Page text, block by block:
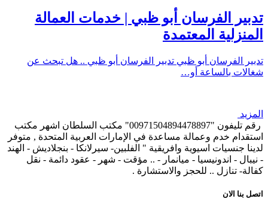
تدبير الفرسان أبو ظبي | خدمات العمالة
المنزلية المعتمدة
تدبير الفرسان أبو ظبي تدبير الفرسان أبو ظبي .. هل تبحث عن
شغالات بالساعة أو…
المزيد
رقم تليفون "00971504894478897" مكتب السلطان اشهر مكتب
استقدام خدم وعمالة مساعدة في الإمارات العربية المتحدة , متوفر
لدينا جنسيات اسيوية وافريقية " الفلبين- سيرلانكا - بنجلاديش - الهند
- نيبال - اندونيسيا - ميانمار - .. مؤقت - شهر - عقود دائمة - نقل
كفالة- تنازل .. للحجز والاستشارة .
اتصل بنا الان